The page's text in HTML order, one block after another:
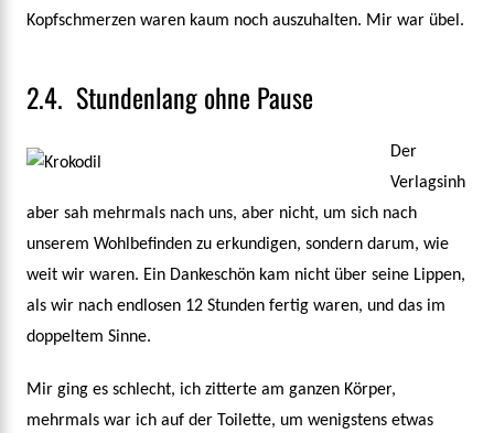
Kopfschmerzen waren kaum noch auszuhalten. Mir war übel.
2.4. Stundenlang ohne Pause
Der
Verlagsinh
aber sah mehrmals nach uns, aber nicht, um sich nach
unserem Wohlbefinden zu erkundigen, sondern darum, wie
weit wir waren. Ein Dankeschön kam nicht über seine Lippen,
als wir nach endlosen 12 Stunden fertig waren, und das im
doppeltem Sinne.
Mir ging es schlecht, ich zitterte am ganzen Körper,
mehrmals war ich auf der Toilette, um wenigstens etwas